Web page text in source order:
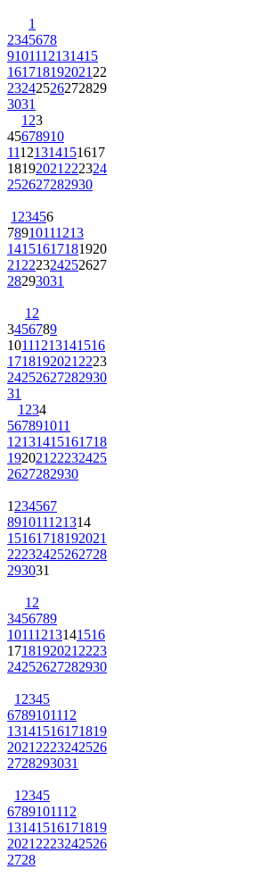
1
2345678
9101112131415
161718192021 22
23242526272829
3031
1 23
45678910
11121314151617
18192021 222324
252627282930
1 23456
78910111213
14151617181920
21 222324252627
28293031
1 2
3456789
10111213141516
1718192021 2223
24252627282930
31
1 234
567891011
12131415161718
192021 22232425
2627282930
1 234567
891011121314
15161718192021
22232425262728
293031
1 2
3456789
10111213141516
1718192021 2223
24252627282930
1 2345
6789101112
13141516171819
2021 2223242526
2728293031
1 2345
6789101112
13141516171819
2021 2223242526
2728